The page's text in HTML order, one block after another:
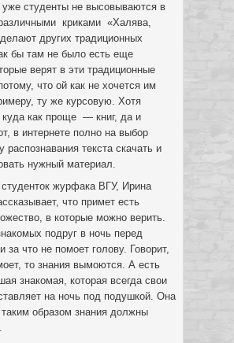
уже студенты не высовываются в
криками «Халява,
других традиционных
бы там не было есть еще
верят в эти традиционные
что ой как не хочется им
ту же курсовую. Хотя
куда как проще — книг, да и
в интернете полно на выбор
текста скачать и
нужный материал.
журфака ВГУ, Ирина
что примет есть
в которые можно верить.
подруг в ночь перед
за что не помоет голову. Говорит,
то знания вымоются. А есть
знакомая, которая всегда свои
на ночь под подушкой. Она
таким образом знания должны